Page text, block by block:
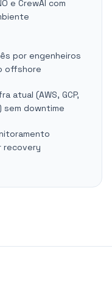
e CrewAI com
por engenheiros
offshore
atual (AWS, GCP,
sem downtime
recovery